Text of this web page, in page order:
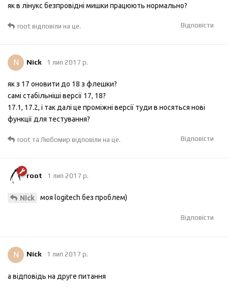
як в лінукс безпровідні мишки працюють нормально?
Відповісти
root відповіли на це.
N Nick 1 лип 2017 р.
як з 17 оновити до 18 з флешки?
самі стабільніші версії 17, 18?
17.1, 17.2, і так далі це проміжні версії туди в носяться нові
функції для тестування?
Відповісти
root та Любомир відповіли на це.
root 1 лип 2017 р.
Nick моя logitech без проблем)
Відповісти
N Nick 1 лип 2017 р.
а відповідь на друге питання